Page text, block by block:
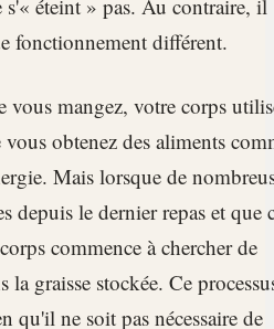
s'« éteint » pas. Au contraire, il
fonctionnement différent.
vous mangez, votre corps
obtenez des aliments
Mais lorsque de
depuis le dernier repas et que
commence à chercher de
la graisse stockée. Ce
qu'il ne soit pas nécessaire de